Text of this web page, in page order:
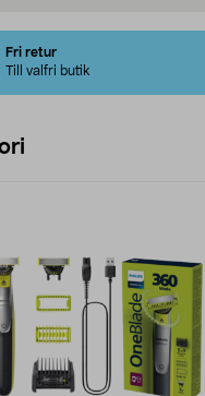
Fri retur
Till valfri butik